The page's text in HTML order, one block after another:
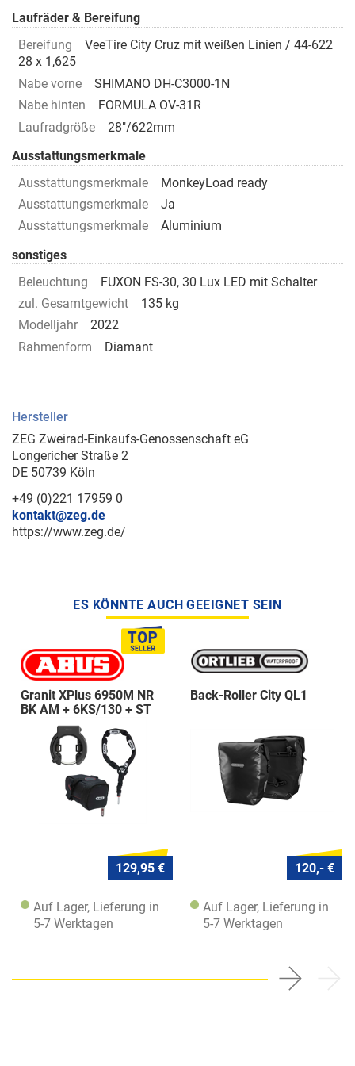
Laufräder & Bereifung
Bereifung
VeeTire City Cruz mit weißen Linien / 44-622
28 x 1,625
Nabe vorne
SHIMANO DH-C3000-1N
Nabe hinten
FORMULA OV-31R
Laufradgröße
28"/622mm
Ausstattungsmerkmale
Ausstattungsmerkmale
MonkeyLoad ready
Ausstattungsmerkmale
Ja
Ausstattungsmerkmale
Aluminium
sonstiges
Beleuchtung
FUXON FS-30, 30 Lux LED mit Schalter
zul. Gesamtgewicht
135 kg
Modelljahr
2022
Rahmenform
Diamant
Hersteller
ZEG Zweirad-Einkaufs-Genossenschaft eG
Longericher Straße 2
DE 50739 Köln
+49 (0)221 17959 0
kontakt@zeg.de
https://www.zeg.de/
ES KÖNNTE AUCH GEEIGNET SEIN
Granit XPlus 6950M NR
BK AM + 6KS/130 + ST
129,95 €
Auf Lager, Lieferung in
5-7 Werktagen
Back-Roller City QL1
120,- €
Auf Lager, Lieferung in
5-7 Werktagen